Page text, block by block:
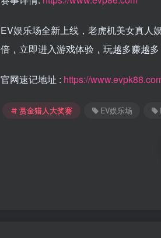
EV娱乐场全新上线，老虎机美女真人
倍，立即进入游戏体验，玩越多赚越多
官网速记地址 : https://
赏金猎人大奖赛 EV娱乐场